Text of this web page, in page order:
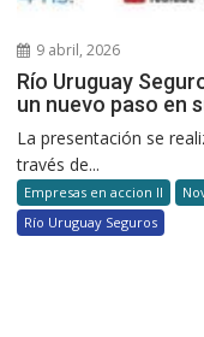
9 abril, 2026
Río Uruguay
un nuevo paso en
La presentación se
través de...
Empresas en accion II
Río Uruguay Seguros